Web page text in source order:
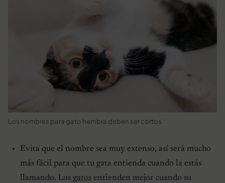
Los nombres para gato hembra deben ser cortos
Evita que el nombre sea muy extenso, así será mucho
más fácil para que tu gata entienda cuando la estás
llamando. Los gatos entienden mejor cuando su